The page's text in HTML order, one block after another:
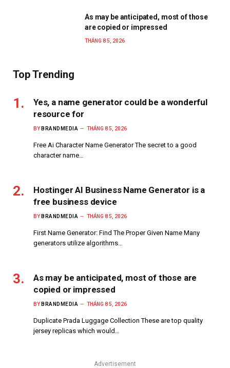
As may be anticipated, most of those
are copied or impressed
THÁNG 8 5, 2026
Top Trending
Yes, a name generator could be a wonderful
resource for
BY BRANDMEDIA THÁNG 8 5, 2026
Free Ai Character Name Generator The secret to a good
character name…
Hostinger AI Business Name Generator is a
free business device
BY BRANDMEDIA THÁNG 8 5, 2026
First Name Generator: Find The Proper Given Name Many
generators utilize algorithms…
As may be anticipated, most of those are
copied or impressed
BY BRANDMEDIA THÁNG 8 5, 2026
Duplicate Prada Luggage Collection These are top quality
jersey replicas which would…
Advertisement